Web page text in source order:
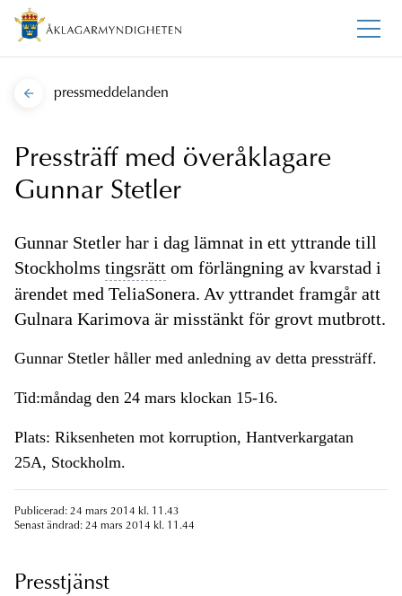
pressmeddelanden
Pressträff med överåklagare
Gunnar Stetler
Gunnar Stetler har i dag lämnat in ett yttrande till
Stockholms tingsrätt om förlängning av kvarstad i
ärendet med TeliaSonera. Av yttrandet framgår att
Gulnara Karimova är misstänkt för grovt mutbrott.
Gunnar Stetler håller med anledning av detta pressträff.
Tid:måndag den 24 mars klockan 15-16.
Plats: Riksenheten mot korruption, Hantverkargatan
25A, Stockholm.
Publicerad: 24 mars 2014 kl. 11.43
Senast ändrad: 24 mars 2014 kl. 11.44
Presstjänst